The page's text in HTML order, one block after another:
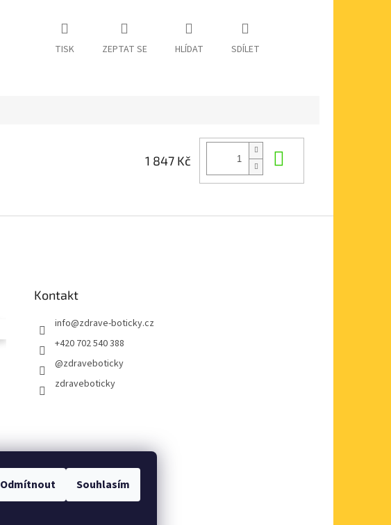
Odmítnout Souhlasím
TISK ZEPTAT SE HLÍDAT SDÍLET
1 847 Kč
Kontakt
info@zdrave-boticky.cz
+420 702 540 388
@zdraveboticky
zdraveboticky